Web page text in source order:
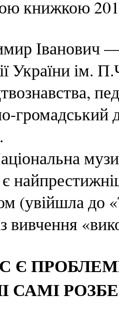
книжкою
Іванович
України ім.
громадський
(увійшла до
вивчення
Є
САМІ